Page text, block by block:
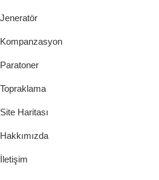
Jeneratör
Kompanzasyon
Paratoner
Topraklama
Site Haritası
Hakkımızda
İletişim